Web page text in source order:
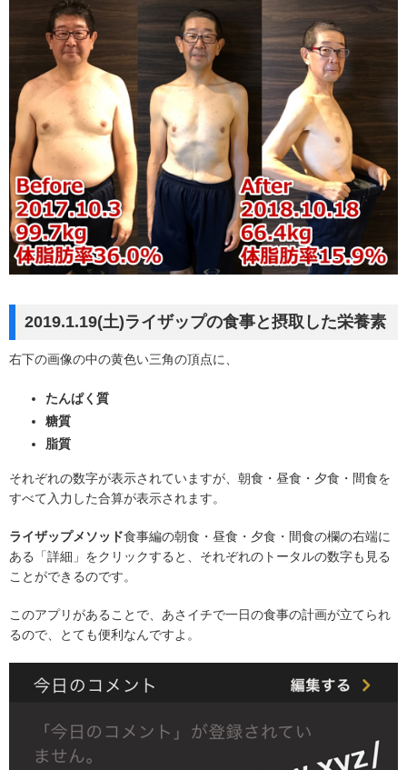
2019.1.19(土)ライザップの食事と摂取した栄養素
右下の画像の中の黄色い三角の頂点に、
たんぱく質
糖質
脂質
それぞれの数字が表示されていますが、朝食・昼食・夕食・間食を
すべて入力した合算が表示されます。
ライザップメソッド食事編の朝食・昼食・夕食・間食の欄の右端に
ある「詳細」をクリックすると、それぞれのトータルの数字も見る
ことができるのです。
このアプリがあることで、あさイチで一日の食事の計画が立てられ
るので、とても便利なんですよ。